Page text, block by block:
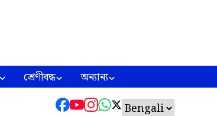
শ্রেণীবদ্ধ অন্যান্য